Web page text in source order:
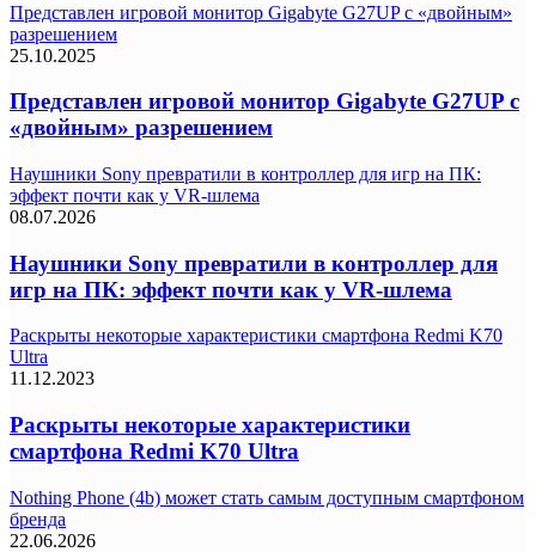
Представлен игровой монитор Gigabyte G27UP с «двойным»
разрешением
25.10.2025
Представлен игровой монитор Gigabyte G27UP с
«двойным» разрешением
Наушники Sony превратили в контроллер для игр на ПК:
эффект почти как у VR-шлема
08.07.2026
Наушники Sony превратили в контроллер для
игр на ПК: эффект почти как у VR-шлема
Раскрыты некоторые характеристики смартфона Redmi K70
Ultra
11.12.2023
Раскрыты некоторые характеристики
смартфона Redmi K70 Ultra
Nothing Phone (4b) может стать самым доступным смартфоном
бренда
22.06.2026